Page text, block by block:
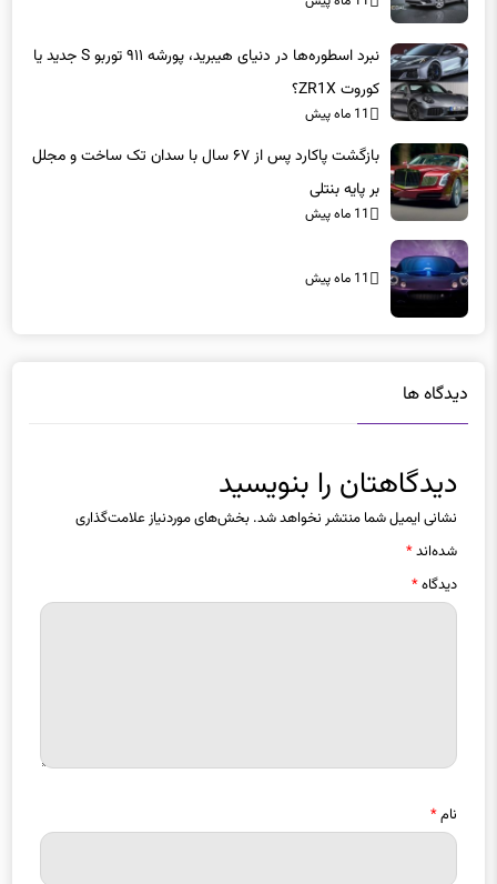
نبرد اسطوره‌ها در دنیای هیبرید، پورشه ۹۱۱ توربو S جدید یا
کوروت ZR1X؟
11 ماه پیش
بازگشت پاکارد پس از ۶۷ سال با سدان تک ساخت و مجلل
بر پایه بنتلی
11 ماه پیش
11 ماه پیش
دیدگاه ها
دیدگاهتان را بنویسید
نشانی ایمیل شما منتشر نخواهد شد. بخش‌های موردنیاز علامت‌گذاری
شده‌اند*
دیدگاه*
نام*